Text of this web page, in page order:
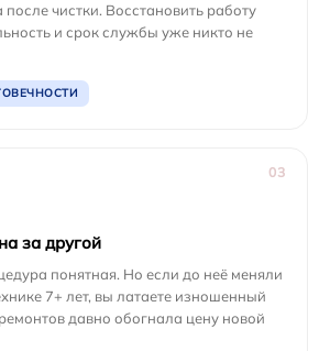
чистки. Восстановить работу
и срок службы уже никто не
03
за другой
понятная. Но если до неё меняли
7+ лет, вы латаете изношенный
давно обогнала цену новой